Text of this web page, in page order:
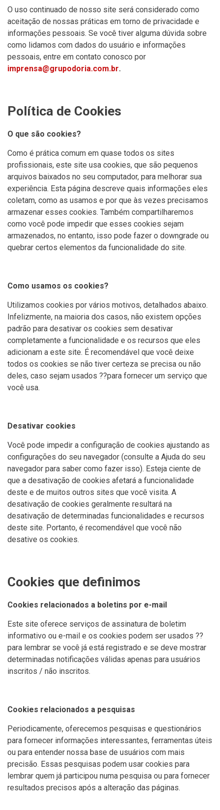
O uso continuado de nosso site será considerado como
aceitação de nossas práticas em torno de privacidade e
informações pessoais. Se você tiver alguma dúvida sobre
como lidamos com dados do usuário e informações
pessoais, entre em contato conosco por
imprensa@grupodoria.com.br.
Política de Cookies
O que são cookies?
Como é prática comum em quase todos os sites
profissionais, este site usa cookies, que são pequenos
arquivos baixados no seu computador, para melhorar sua
experiência. Esta página descreve quais informações eles
coletam, como as usamos e por que às vezes precisamos
armazenar esses cookies. Também compartilharemos
como você pode impedir que esses cookies sejam
armazenados, no entanto, isso pode fazer o downgrade ou
quebrar certos elementos da funcionalidade do site.
Como usamos os cookies?
Utilizamos cookies por vários motivos, detalhados abaixo.
Infelizmente, na maioria dos casos, não existem opções
padrão para desativar os cookies sem desativar
completamente a funcionalidade e os recursos que eles
adicionam a este site. É recomendável que você deixe
todos os cookies se não tiver certeza se precisa ou não
deles, caso sejam usados ??para fornecer um serviço que
você usa.
Desativar cookies
Você pode impedir a configuração de cookies ajustando as
configurações do seu navegador (consulte a Ajuda do seu
navegador para saber como fazer isso). Esteja ciente de
que a desativação de cookies afetará a funcionalidade
deste e de muitos outros sites que você visita. A
desativação de cookies geralmente resultará na
desativação de determinadas funcionalidades e recursos
deste site. Portanto, é recomendável que você não
desative os cookies.
Cookies que definimos
Cookies relacionados a boletins por e-mail
Este site oferece serviços de assinatura de boletim
informativo ou e-mail e os cookies podem ser usados ??
para lembrar se você já está registrado e se deve mostrar
determinadas notificações válidas apenas para usuários
inscritos / não inscritos.
Cookies relacionados a pesquisas
Periodicamente, oferecemos pesquisas e questionários
para fornecer informações interessantes, ferramentas úteis
ou para entender nossa base de usuários com mais
precisão. Essas pesquisas podem usar cookies para
lembrar quem já participou numa pesquisa ou para fornecer
resultados precisos após a alteração das páginas.